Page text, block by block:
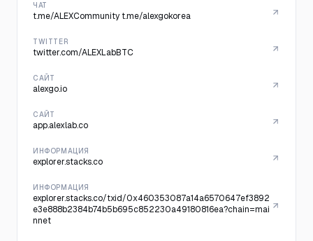
ЧАТ
t.me/ALEXCommunity t.me/alexgokorea
TWITTER
twitter.com/ALEXLabBTC
САЙТ
alexgo.io
САЙТ
app.alexlab.co
ИНФОРМАЦИЯ
explorer.stacks.co
ИНФОРМАЦИЯ
explorer.stacks.co/txid/0x460353087a14a6570647ef3892
e3e888b2384b74b5b695c852230a49180816ea?chain=mai
nnet